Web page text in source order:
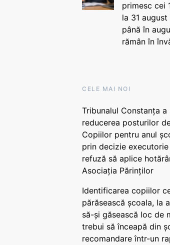
primesc cei
la 31
până în
rămân în
CELE MAI NOI
Tribunalul Constanța a
reducerea posturilor
Copiilor pentru anul
prin decizie
refuză să aplice
Asociația Părinților
Identificarea copiilor
părăsească școala, la
să-și găsească loc de
trebui să înceapă din
recomandare într-un